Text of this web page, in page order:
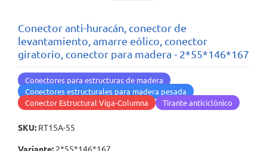
Conector anti-huracán, conector de
levantamiento, amarre eólico, conector
giratorio, conector para madera - 2*55*146*167
Conectores para estructuras de madera
Conectores estructurales para madera pesada
Conector Estructural Viga-Columna
Tirante anticiclónico
SKU: RT15A-55
Variante: 2*55*146*167